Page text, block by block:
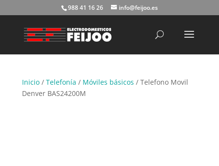
988 41 16 26 info@feijoo.es
Inicio/ Telefonía / Móviles básicos / Telefono Movil
Denver BAS24200M